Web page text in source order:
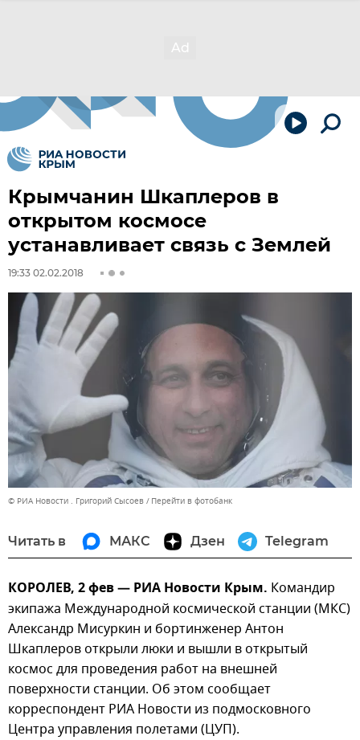
Крымчанин Шкаплеров в
открытом космосе
устанавливает связь с Землей
19:33 02.02.2018
© РИА Новости . Григорий Сысоев Перейти в фотобанк
Читать в МАКС Дзен Telegram
КОРОЛЕВ, 2 фев — РИА Новости Крым. Командир
экипажа Международной космической станции (МКС)
Александр Мисуркин и бортинженер Антон
Шкаплеров открыли люки и вышли в открытый
космос для проведения работ на внешней
поверхности станции. Об этом сообщает
корреспондент РИА Новости из подмосковного
Центра управления полетами (ЦУП).